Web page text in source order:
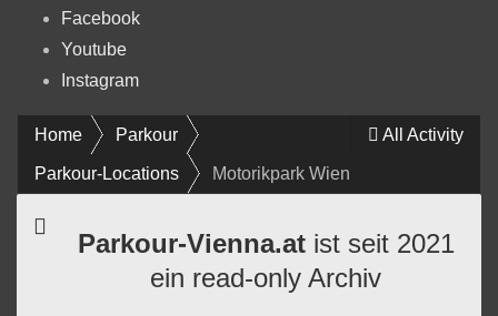
Facebook
Youtube
Instagram
All Activity
Home Parkour
Parkour-Locations Motorikpark Wien
Parkour-Vienna.atist seit 2021
ein read-only Archiv